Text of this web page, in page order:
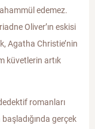
edemez.
Oliver’ın eskisi
Agatha Christie’nin
küvetlerin artık
romanları
gerçek